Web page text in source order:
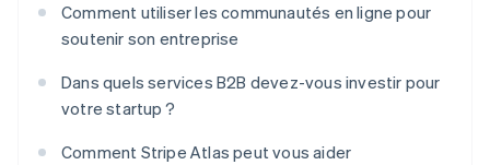
Comment utiliser les communautés en ligne pour
soutenir son entreprise
Dans quels services B2B devez-vous investir pour
votre startup ?
Comment Stripe Atlas peut vous aider